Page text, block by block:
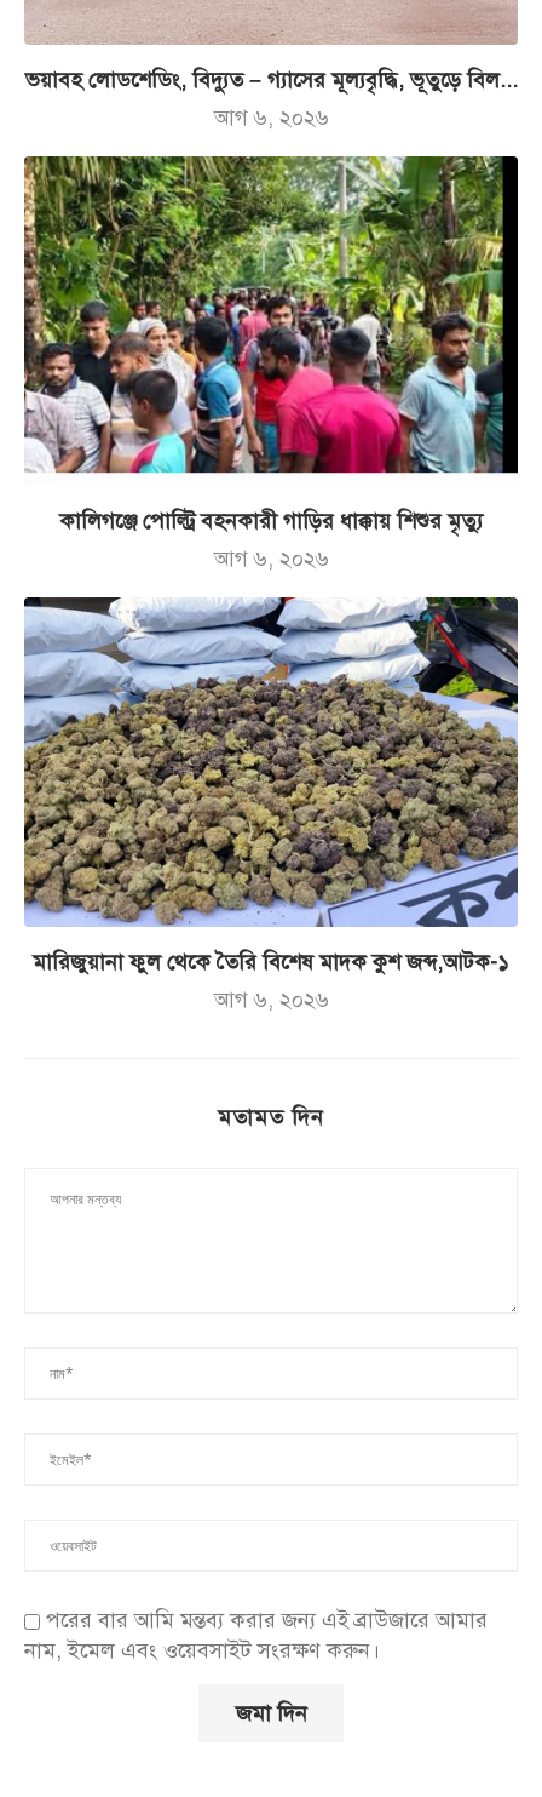
ভয়াবহ লোডশেডিং, বিদ্যুত – গ্যাসের মূল্যবৃদ্ধি, ভূতুড়ে বিল...
আগ ৬, ২০২৬
কালিগঞ্জে পোল্ট্রি বহনকারী গাড়ির ধাক্কায় শিশুর মৃত্যু
আগ ৬, ২০২৬
মারিজুয়ানা ফুল থেকে তৈরি বিশেষ মাদক কুশ জব্দ,আটক-১
আগ ৬, ২০২৬
মতামত দিন
পরের বার আমি মন্তব্য করার জন্য এই ব্রাউজারে আমার
নাম, ইমেল এবং ওয়েবসাইট সংরক্ষণ করুন।